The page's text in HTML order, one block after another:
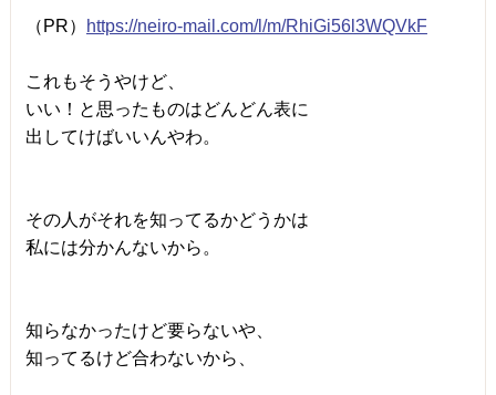
（PR） https://neiro-mail.com/l/m/RhiGi56l3WQVkF
これもそうやけど、
いい！と思ったものはどんどん表に
出してけばいいんやわ。
その人がそれを知ってるかどうかは
私には分かんないから。
知らなかったけど要らないや、
知ってるけど合わないから、